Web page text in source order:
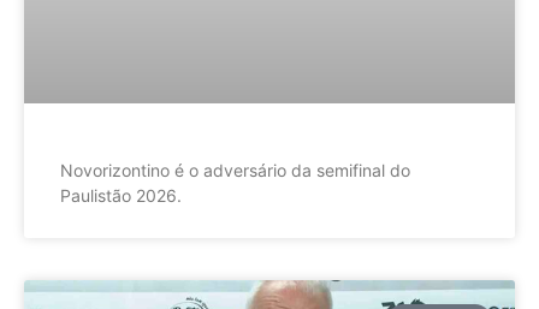
Novorizontino é o adversário da semifinal do
Paulistão 2026.